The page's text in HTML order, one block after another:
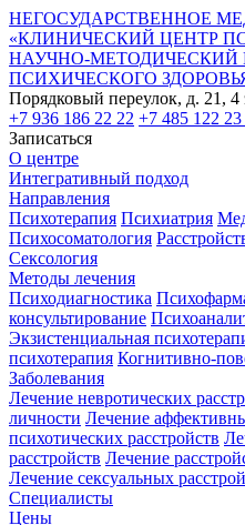
НЕГОСУДАРСТВЕННОЕ
«КЛИНИЧЕСКИЙ ЦЕНТР
НАУЧНО-МЕТОДИЧЕСКИЙ
ПСИХИЧЕСКОГО
Порядковый переулок, д. 21,
+7 936 186 22 22 +7 485 122 23
Записаться
О центре
Интегративный подход
Направления
Психотерапия Психиатрия
Психосоматология
Сексология
Методы лечения
Психодиагностика
консультирование
Экзистенциальная
психотерапия Когнитивно-
Заболевания
Лечение невротических
личности Лечение
психотических расстройств
расстройств Лечение
Лечение сексуальных
Специалисты
Цены